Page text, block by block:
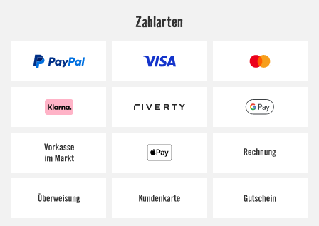
Zahlarten